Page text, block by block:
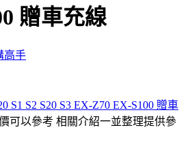
贈車充線
高手
S1 S2 S20 S3 EX-Z70 EX-S100 贈車
可以參考 相關介紹一並整理提供參